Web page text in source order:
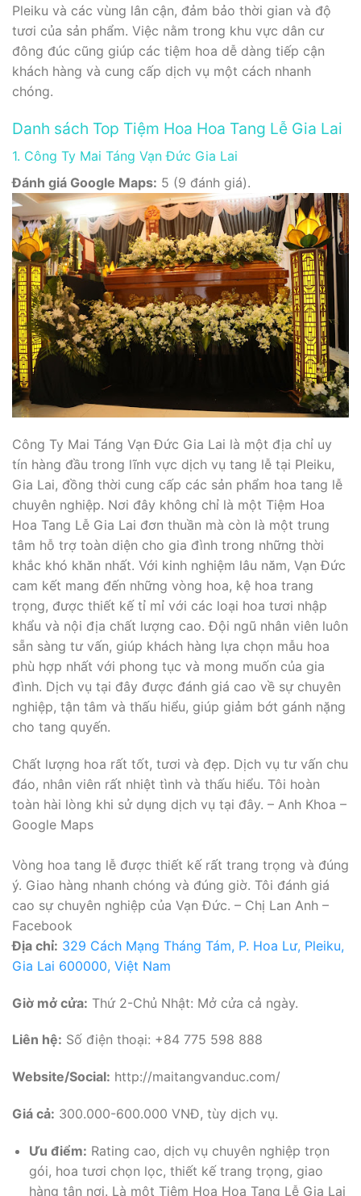
Pleiku và các vùng lân cận, đảm bảo thời gian và độ
tươi của sản phẩm. Việc nằm trong khu vực dân cư
đông đúc cũng giúp các tiệm hoa dễ dàng tiếp cận
khách hàng và cung cấp dịch vụ một cách nhanh
chóng.
Danh sách Top Tiệm Hoa Hoa Tang Lễ Gia Lai
1. Công Ty Mai Táng Vạn Đức Gia Lai
Đánh giá Google Maps: 5 (9 đánh giá).
Công Ty Mai Táng Vạn Đức Gia Lai là một địa chỉ uy
tín hàng đầu trong lĩnh vực dịch vụ tang lễ tại Pleiku,
Gia Lai, đồng thời cung cấp các sản phẩm hoa tang lễ
chuyên nghiệp. Nơi đây không chỉ là một Tiệm Hoa
Hoa Tang Lễ Gia Lai đơn thuần mà còn là một trung
tâm hỗ trợ toàn diện cho gia đình trong những thời
khắc khó khăn nhất. Với kinh nghiệm lâu năm, Vạn Đức
cam kết mang đến những vòng hoa, kệ hoa trang
trọng, được thiết kế tỉ mỉ với các loại hoa tươi nhập
khẩu và nội địa chất lượng cao. Đội ngũ nhân viên luôn
sẵn sàng tư vấn, giúp khách hàng lựa chọn mẫu hoa
phù hợp nhất với phong tục và mong muốn của gia
đình. Dịch vụ tại đây được đánh giá cao về sự chuyên
nghiệp, tận tâm và thấu hiểu, giúp giảm bớt gánh nặng
cho tang quyến.
Chất lượng hoa rất tốt, tươi và đẹp. Dịch vụ tư vấn chu
đáo, nhân viên rất nhiệt tình và thấu hiểu. Tôi hoàn
toàn hài lòng khi sử dụng dịch vụ tại đây. – Anh Khoa –
Google Maps
Vòng hoa tang lễ được thiết kế rất trang trọng và đúng
ý. Giao hàng nhanh chóng và đúng giờ. Tôi đánh giá
cao sự chuyên nghiệp của Vạn Đức. – Chị Lan Anh –
Facebook
Địa chỉ: 329 Cách Mạng Tháng Tám, P. Hoa Lư, Pleiku,
Gia Lai 600000, Việt Nam
Giờ mở cửa: Thứ 2-Chủ Nhật: Mở cửa cả ngày.
Liên hệ: Số điện thoại: +84 775 598 888
Website/Social: http://maitangvanduc.com/
Giá cả: 300.000-600.000 VNĐ, tùy dịch vụ.
Ưu điểm: Rating cao, dịch vụ chuyên nghiệp trọn
gói, hoa tươi chọn lọc, thiết kế trang trọng, giao
hàng tận nơi. Là một Tiệm Hoa Hoa Tang Lễ Gia Lai